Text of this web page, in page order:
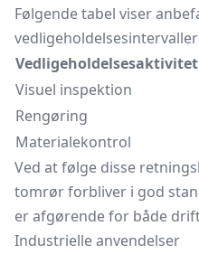
Følgende tabel viser
Vedligeholdelsesaktivitet
Visuel inspektion
Rengøring
Materialekontrol
Ved at følge disse
tomrør forbliver i god
er afgørende for både
Industrielle anvendelser